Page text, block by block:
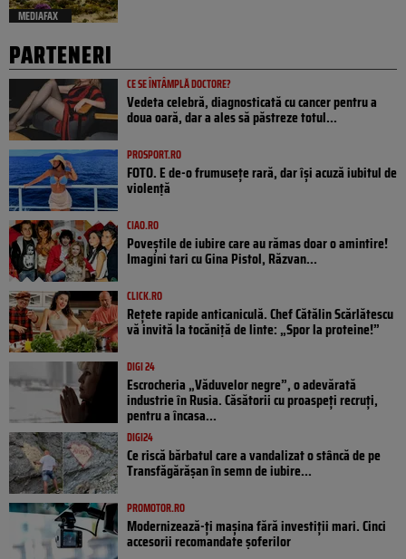
MEDIAFAX
PARTENERI
CE SE ÎNTÂMPLĂ DOCTORE?
Vedeta celebră, diagnosticată cu cancer pentru a
doua oară, dar a ales să păstreze totul...
PROSPORT.RO
FOTO. E de-o frumusețe rară, dar își acuză iubitul de
violență
CIAO.RO
Poveştile de iubire care au rămas doar o amintire!
Imagini tari cu Gina Pistol, Răzvan...
CLICK.RO
Rețete rapide anticaniculă. Chef Cătălin Scărlătescu
vă invită la tocăniță de linte: „Spor la proteine!”
DIGI 24
Escrocheria „Văduvelor negre”, o adevărată
industrie în Rusia. Căsătorii cu proaspeți recruți,
pentru a încasa...
DIGI24
Ce riscă bărbatul care a vandalizat o stâncă de pe
Transfăgărășan în semn de iubire...
PROMOTOR.RO
Modernizează-ți mașina fără investiții mari. Cinci
accesorii recomandate șoferilor